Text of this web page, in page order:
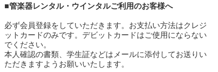
■管楽器レンタル・ウインタルご利用のお客様へ
必ず会員登録をしていただきます。お支払い方法はクレジ
ットカードのみです。デビットカードはご使用にならない
でください。
本人確認の書類、学生証などはメールに添付してお送りい
ただきますようお願いいたします。